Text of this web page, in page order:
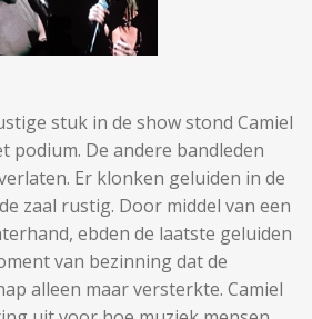
stuk in de show stond Camiel
podium. De andere bandleden
Er klonken geluiden in de
zaal rustig. Door middel van een
ebden de laatste geluiden
van bezinning dat de
alleen maar versterkte. Camiel